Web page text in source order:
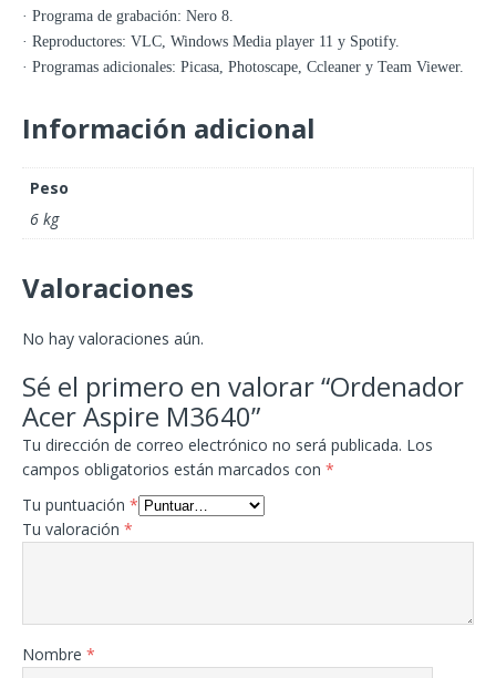
· Programa de grabación: Nero 8.
· Reproductores: VLC, Windows Media player 11 y Spotify.
· Programas adicionales: Picasa, Photoscape, Ccleaner y Team Viewer.
Información adicional
Peso
6 kg
Valoraciones
No hay valoraciones aún.
Sé el primero en valorar “Ordenador
Acer Aspire M3640”
Tu dirección de correo electrónico no será publicada. Los
campos obligatorios están marcados con *
Tu puntuación *
Tu valoración *
Nombre *